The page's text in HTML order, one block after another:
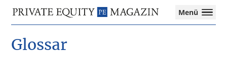
Hauptnavigation
springen
Inhalt
springen
Private
Equity
Das
für
Menü
Glossar